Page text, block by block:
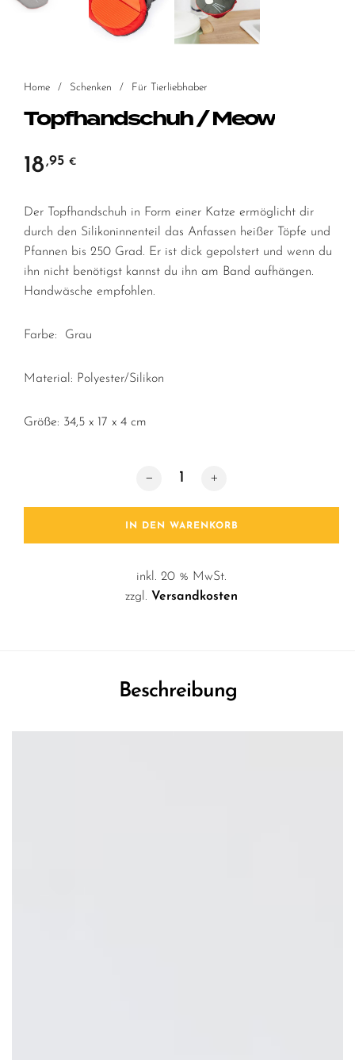
Home / Schenken / Für Tierliebhaber
Topfhandschuh / Meow
18,95 €
Der Topfhandschuh in Form einer Katze ermöglicht dir
durch den Silikoninnenteil das Anfassen heißer Töpfe und
Pfannen bis 250 Grad. Er ist dick gepolstert und wenn du
ihn nicht benötigst kannst du ihn am Band aufhängen.
Handwäsche empfohlen.
Farbe: Grau
Material: Polyester/Silikon
Größe: 34,5 x 17 x 4 cm
Topfhandschuh / Meow Menge
IN DEN WARENKORB
inkl. 20 % MwSt.
zzgl. Versandkosten
Beschreibung